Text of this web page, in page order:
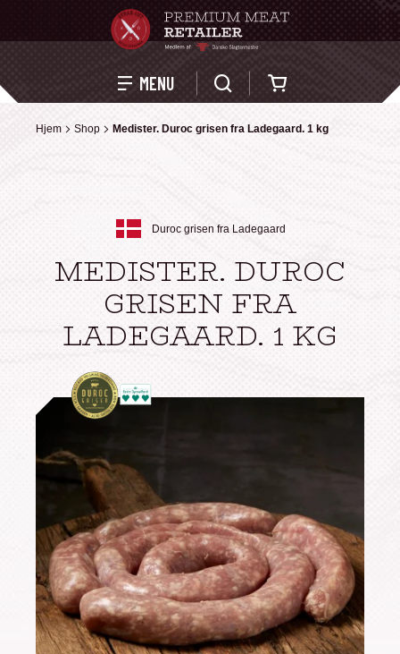
MENU
Hjem Shop Medister. Duroc grisen fra Ladegaard. 1 kg
Hjem Shop Medister. Duroc grisen fra Ladegaard. 1 kg
Duroc grisen fra Ladegaard
MEDISTER. DUROC
GRISEN FRA
LADEGAARD. 1 KG